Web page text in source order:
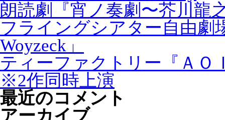
朗読劇『宵ノ奏劇〜芥川龍
フライングシアター自由
Woyzeck」
ティーファクトリー『ＡＯ
※2作同時上演
最近のコメント
アーカイブ